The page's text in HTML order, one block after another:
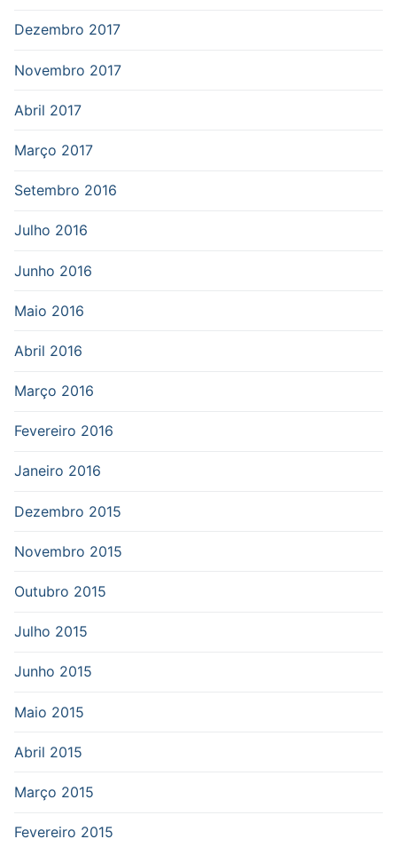
Dezembro 2017
Novembro 2017
Abril 2017
Março 2017
Setembro 2016
Julho 2016
Junho 2016
Maio 2016
Abril 2016
Março 2016
Fevereiro 2016
Janeiro 2016
Dezembro 2015
Novembro 2015
Outubro 2015
Julho 2015
Junho 2015
Maio 2015
Abril 2015
Março 2015
Fevereiro 2015